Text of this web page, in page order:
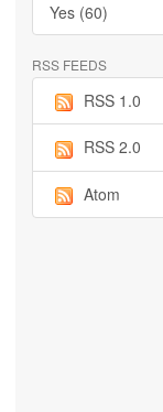
Yes (60)
RSS FEEDS
RSS 1.0
RSS 2.0
Atom